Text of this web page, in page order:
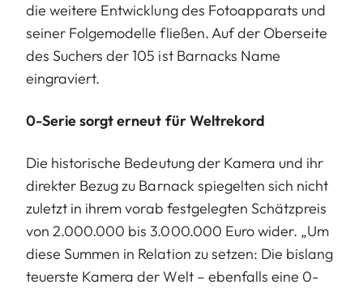
die weitere Entwicklung des Fotoapparats und
seiner Folgemodelle fließen. Auf der Oberseite
des Suchers der 105 ist Barnacks Name
eingraviert.
0-Serie sorgt erneut für Weltrekord
Die historische Bedeutung der Kamera und ihr
direkter Bezug zu Barnack spiegelten sich nicht
zuletzt in ihrem vorab festgelegten Schätzpreis
von 2.000.000 bis 3.000.000 Euro wider. „Um
diese Summen in Relation zu setzen: Die bislang
teuerste Kamera der Welt – ebenfalls eine 0-